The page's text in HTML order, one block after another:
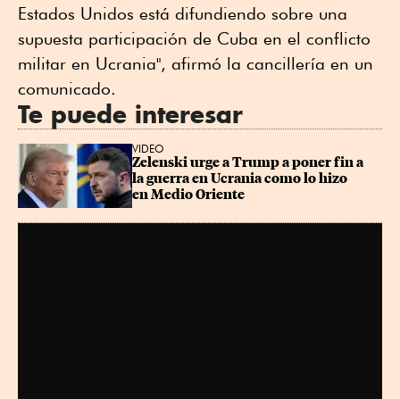
Estados Unidos está difundiendo sobre una
supuesta participación de Cuba en el conflicto
militar en Ucrania", afirmó la cancillería en un
comunicado.
Te puede interesar
VIDEO
Zelenski urge a Trump a poner fin a
la guerra en Ucrania como lo hizo
en Medio Oriente